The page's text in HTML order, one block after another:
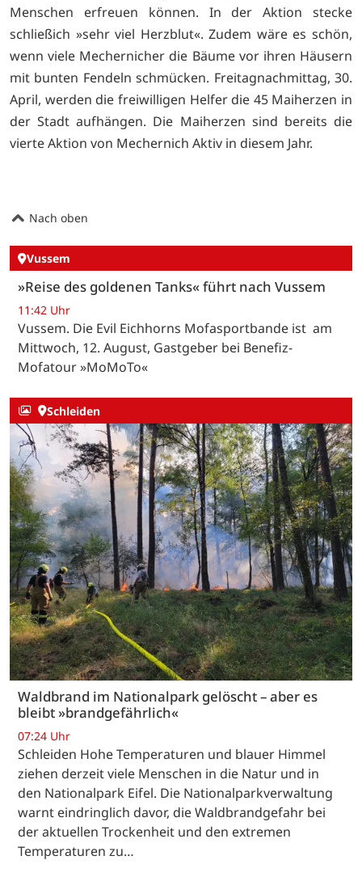
Menschen erfreuen können. In der Aktion stecke
schließich »sehr viel Herzblut«. Zudem wäre es schön,
wenn viele Mechernicher die Bäume vor ihren Häusern
mit bunten Fendeln schmücken. Freitagnachmittag, 30.
April, werden die freiwilligen Helfer die 45 Maiherzen in
der Stadt aufhängen. Die Maiherzen sind bereits die
vierte Aktion von Mechernich Aktiv in diesem Jahr.
Nach oben
Vussem
»Reise des goldenen Tanks« führt nach Vussem
11:42 Uhr
Vussem. Die Evil Eichhorns Mofasportbande ist am
Mittwoch, 12. August, Gastgeber bei Benefiz-
Mofatour »MoMoTo«
Schleiden
Waldbrand im Nationalpark gelöscht – aber es
bleibt »brandgefährlich«
07:24 Uhr
Schleiden Hohe Temperaturen und blauer Himmel
ziehen derzeit viele Menschen in die Natur und in
den Nationalpark Eifel. Die Nationalparkverwaltung
warnt eindringlich davor, die Waldbrandgefahr bei
der aktuellen Trockenheit und den extremen
Temperaturen zu…